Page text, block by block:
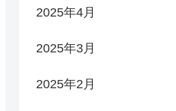
2025年4月
2025年3月
2025年2月